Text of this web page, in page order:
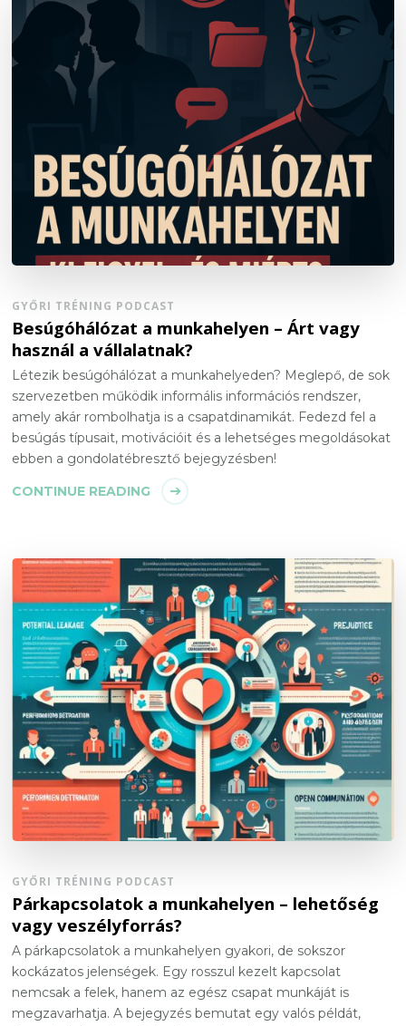
GYŐRI TRÉNING PODCAST
Besúgóhálózat a munkahelyen – Árt vagy
használ a vállalatnak?
Létezik besúgóhálózat a munkahelyeden? Meglepő, de sok
szervezetben működik informális információs rendszer,
amely akár rombolhatja is a csapatdinamikát. Fedezd fel a
besúgás típusait, motivációit és a lehetséges megoldásokat
ebben a gondolatébresztő bejegyzésben!
CONTINUE READING
GYŐRI TRÉNING PODCAST
Párkapcsolatok a munkahelyen – lehetőség
vagy veszélyforrás?
A párkapcsolatok a munkahelyen gyakori, de sokszor
kockázatos jelenségek. Egy rosszul kezelt kapcsolat
nemcsak a felek, hanem az egész csapat munkáját is
megzavarhatja. A bejegyzés bemutat egy valós példát,